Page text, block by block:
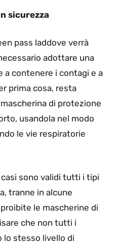
sicurezza
pass laddove verrà
adottare una
a contenere i contagi e a
prima cosa, resta
di protezione
usandola nel modo
le vie respiratorie
sono validi tutti i tipi
tranne in alcune
le mascherine di
che non tutti i
lo stesso livello di